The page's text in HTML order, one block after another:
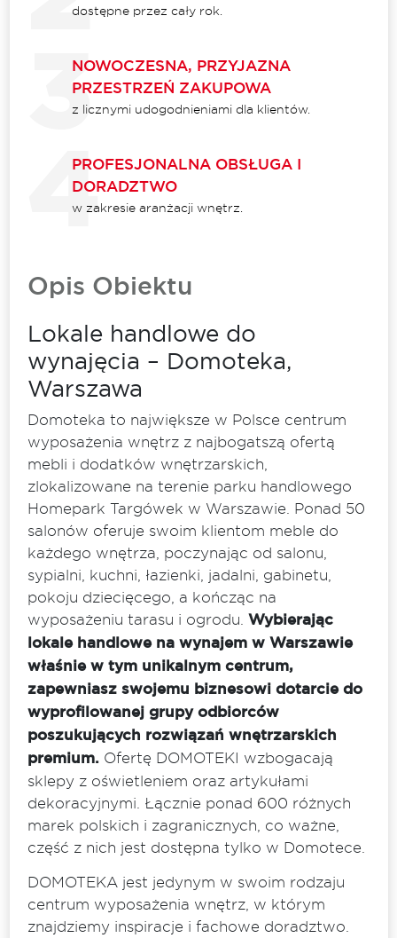
dostępne przez cały rok.
NOWOCZESNA, PRZYJAZNA
PRZESTRZEŃ ZAKUPOWA
z licznymi udogodnieniami dla klientów.
PROFESJONALNA OBSŁUGA I
DORADZTWO
w zakresie aranżacji wnętrz.
Opis Obiektu
Lokale handlowe do
wynajęcia – Domoteka,
Warszawa
Domoteka to największe w Polsce centrum
wyposażenia wnętrz z najbogatszą ofertą
mebli i dodatków wnętrzarskich,
zlokalizowane na terenie parku handlowego
Homepark Targówek w Warszawie. Ponad 50
salonów oferuje swoim klientom meble do
każdego wnętrza, poczynając od salonu,
sypialni, kuchni, łazienki, jadalni, gabinetu,
pokoju dziecięcego, a kończąc na
wyposażeniu tarasu i ogrodu. Wybierając
lokale handlowe na wynajem w Warszawie
właśnie w tym unikalnym centrum,
zapewniasz swojemu biznesowi dotarcie do
wyprofilowanej grupy odbiorców
poszukujących rozwiązań wnętrzarskich
premium.Ofertę DOMOTEKI wzbogacają
sklepy z oświetleniem oraz artykułami
dekoracyjnymi. Łącznie ponad 600 różnych
marek polskich i zagranicznych, co ważne,
część z nich jest dostępna tylko w Domotece.
DOMOTEKA jest jedynym w swoim rodzaju
centrum wyposażenia wnętrz, w którym
znajdziemy inspiracje i fachowe doradztwo.